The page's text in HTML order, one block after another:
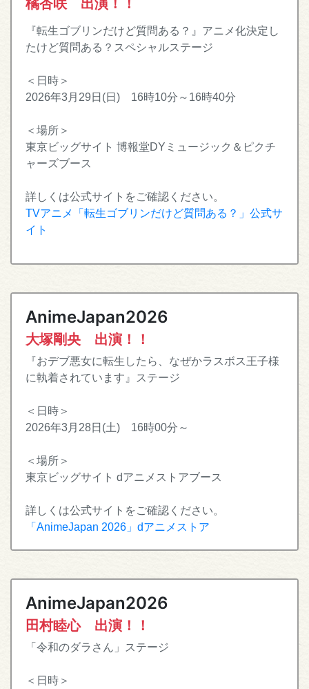
橘杏咲 出演！！
『転生ゴブリンだけど質問ある？』アニメ化決定し
たけど質問ある？スペシャルステージ
＜日時＞
2026年3月29日(日) 16時10分～16時40分
＜場所＞
東京ビッグサイト 博報堂DYミュージック＆ピクチ
ャーズブース
詳しくは公式サイトをご確認ください。
TVアニメ「転生ゴブリンだけど質問ある？」公式サ
イト
AnimeJapan2026
大塚剛央 出演！！
『おデブ悪女に転生したら、なぜかラスボス王子様
に執着されています』ステージ
＜日時＞
2026年3月28日(土) 16時00分～
＜場所＞
東京ビッグサイト dアニメストアブース
詳しくは公式サイトをご確認ください。
「AnimeJapan 2026」dアニメストア
AnimeJapan2026
田村睦心 出演！！
「令和のダラさん」ステージ
＜日時＞